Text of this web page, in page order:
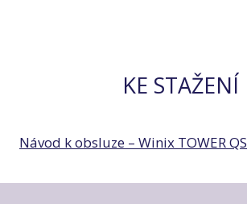
KE STAŽENÍ
Návod k obsluze – Winix TOWER QS